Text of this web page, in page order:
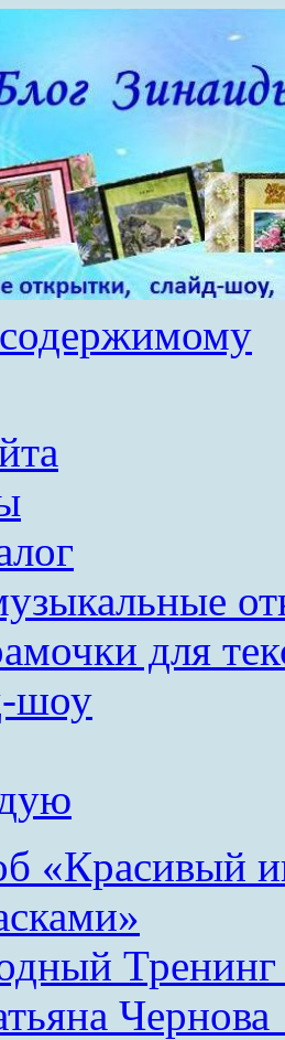
для
шоу
«Красивый
Чернова